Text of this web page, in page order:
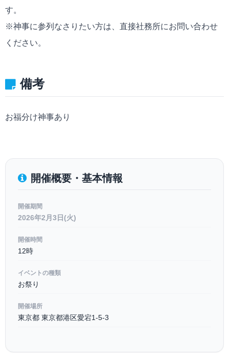
す。
※神事に参列なさりたい方は、直接社務所にお問い合わせ
ください。
備考
お福分け神事あり
開催概要・基本情報
開催期間
2026年2月3日(火)
開催時間
12時
イベントの種類
お祭り
開催場所
東京都 東京都港区愛宕1-5-3